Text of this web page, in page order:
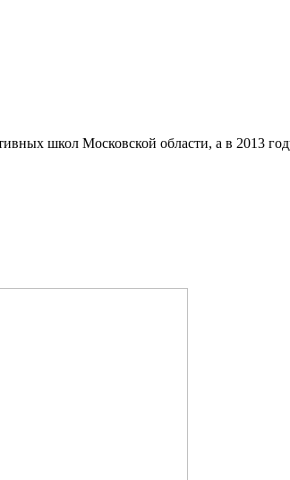
школ Московской области, а в 2013